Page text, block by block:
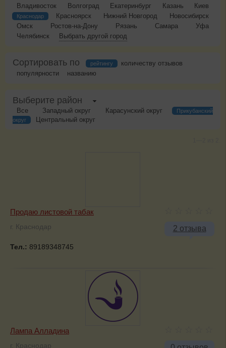
Владивосток
Волгоград Екатеринбург Казань Киев
Краснодар Красноярск Нижний Новгород
Новосибирск
Омск
Ростов-на-Дону Рязань Самара
Уфа
Челябинск
Выбрать другой город
Сортировать по рейтингу
количеству отзывов
популярности
названию
Выберите район
Все Западный округ Карасунский округ
Прикубанский
округ
Центральный округ
2 отзыва
Продаю листовой табак
г. Краснодар
Тел.: 89189348745
Лампа Алладина
г. Краснодар